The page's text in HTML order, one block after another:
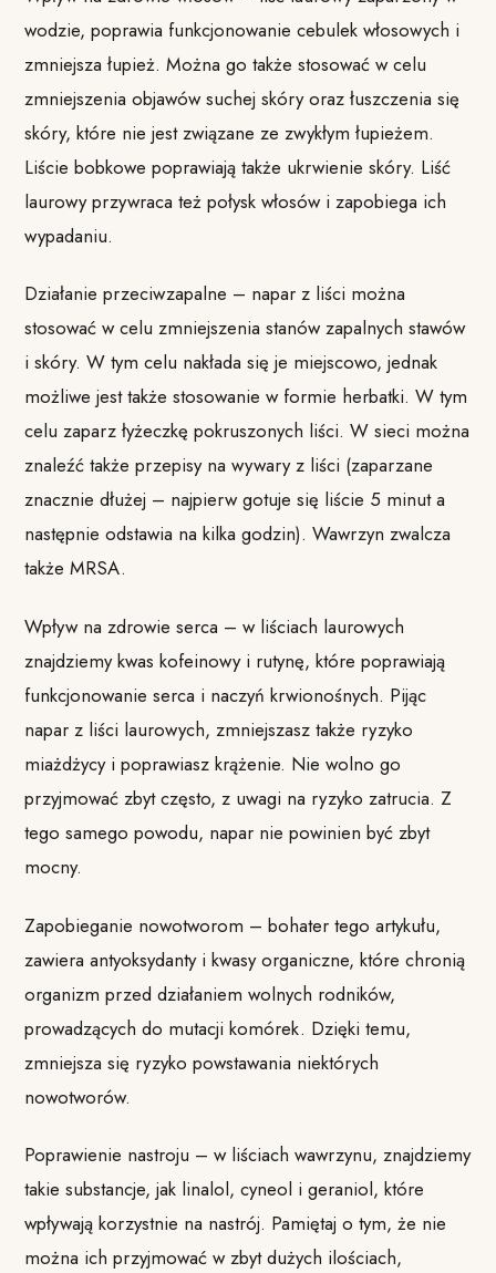
wodzie, poprawia funkcjonowanie cebulek włosowych i
zmniejsza łupież. Można go także stosować w celu
zmniejszenia objawów suchej skóry oraz łuszczenia się
skóry, które nie jest związane ze zwykłym łupieżem.
Liście bobkowe poprawiają także ukrwienie skóry. Liść
laurowy przywraca też połysk włosów i zapobiega ich
wypadaniu.
Działanie przeciwzapalne – napar z liści można
stosować w celu zmniejszenia stanów zapalnych stawów
i skóry. W tym celu nakłada się je miejscowo, jednak
możliwe jest także stosowanie w formie herbatki. W tym
celu zaparz łyżeczkę pokruszonych liści. W sieci można
znaleźć także przepisy na wywary z liści (zaparzane
znacznie dłużej – najpierw gotuje się liście 5 minut a
następnie odstawia na kilka godzin). Wawrzyn zwalcza
także MRSA.
Wpływ na zdrowie serca – w liściach laurowych
znajdziemy kwas kofeinowy i rutynę, które poprawiają
funkcjonowanie serca i naczyń krwionośnych. Pijąc
napar z liści laurowych, zmniejszasz także ryzyko
miażdżycy i poprawiasz krążenie. Nie wolno go
przyjmować zbyt często, z uwagi na ryzyko zatrucia. Z
tego samego powodu, napar nie powinien być zbyt
mocny.
Zapobieganie nowotworom – bohater tego artykułu,
zawiera antyoksydanty i kwasy organiczne, które chronią
organizm przed działaniem wolnych rodników,
prowadzących do mutacji komórek. Dzięki temu,
zmniejsza się ryzyko powstawania niektórych
nowotworów.
Poprawienie nastroju – w liściach wawrzynu, znajdziemy
takie substancje, jak linalol, cyneol i geraniol, które
wpływają korzystnie na nastrój. Pamiętaj o tym, że nie
można ich przyjmować w zbyt dużych ilościach,